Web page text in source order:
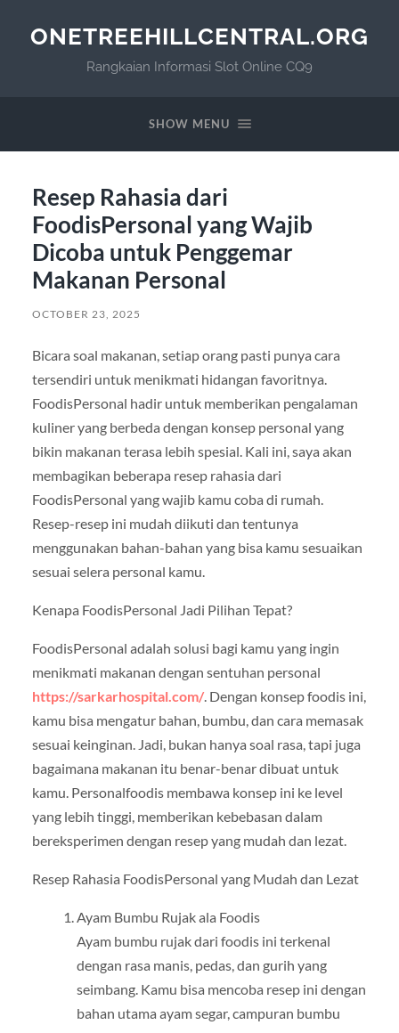
ONETREEHILLCENTRAL.ORG
Rangkaian Informasi Slot Online CQ9
SHOW MENU
Resep Rahasia dari
FoodisPersonal yang Wajib
Dicoba untuk Penggemar
Makanan Personal
OCTOBER 23, 2025
Bicara soal makanan, setiap orang pasti punya cara
tersendiri untuk menikmati hidangan favoritnya.
FoodisPersonal hadir untuk memberikan pengalaman
kuliner yang berbeda dengan konsep personal yang
bikin makanan terasa lebih spesial. Kali ini, saya akan
membagikan beberapa resep rahasia dari
FoodisPersonal yang wajib kamu coba di rumah.
Resep-resep ini mudah diikuti dan tentunya
menggunakan bahan-bahan yang bisa kamu sesuaikan
sesuai selera personal kamu.
Kenapa FoodisPersonal Jadi Pilihan Tepat?
FoodisPersonal adalah solusi bagi kamu yang ingin
menikmati makanan dengan sentuhan personal
https://sarkarhospital.com/. Dengan konsep foodis ini,
kamu bisa mengatur bahan, bumbu, dan cara memasak
sesuai keinginan. Jadi, bukan hanya soal rasa, tapi juga
bagaimana makanan itu benar-benar dibuat untuk
kamu. Personalfoodis membawa konsep ini ke level
yang lebih tinggi, memberikan kebebasan dalam
bereksperimen dengan resep yang mudah dan lezat.
Resep Rahasia FoodisPersonal yang Mudah dan Lezat
Ayam Bumbu Rujak ala Foodis
Ayam bumbu rujak dari foodis ini terkenal
dengan rasa manis, pedas, dan gurih yang
seimbang. Kamu bisa mencoba resep ini dengan
bahan utama ayam segar, campuran bumbu